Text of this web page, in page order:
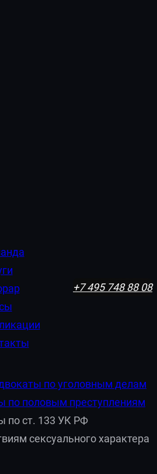
+7 495 748 88 08
по уголовным делам
по половым преступлениям
по ст. 133 УК РФ
сексуального характера